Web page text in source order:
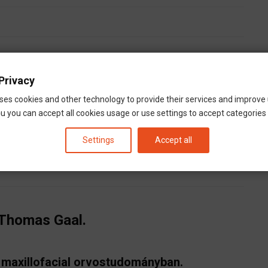
Gaal.
orvostudományban.
cookies and other technology to provide their services and improve
you can accept all cookies usage or use settings to accept categories
Settings Accept all